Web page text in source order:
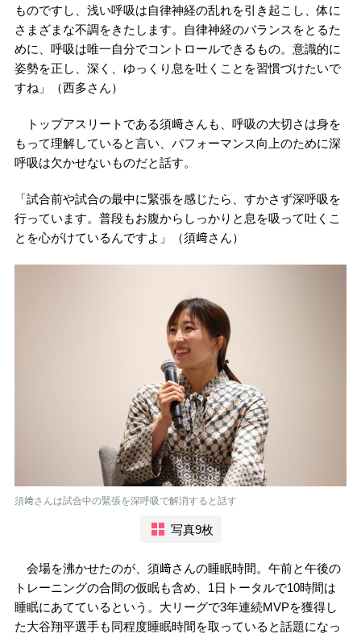
ものですし、浅い呼吸は自律神経の乱れを引き起こし、体に
さまざまな不調をきたします。自律神経のバランスをとるた
めに、呼吸は唯一自分でコントロールできるもの。意識的に
姿勢を正し、深く、ゆっくり息を吐くことを習慣づけたいで
すね」（西多さん）
トップアスリートである須﨑さんも、呼吸の大切さは身を
もって理解していると言い、パフォーマンス向上のために深
呼吸は欠かせないものだと話す。
「試合前や試合の最中に緊張を感じたら、すかさず深呼吸を
行っています。普段もお腹からしっかりと息を吸って吐くこ
とを心がけているんですよ」（須﨑さん）
須﨑さんは試合中の緊張を深呼吸で解消すると話す
写真9枚
会場を沸かせたのが、須﨑さんの睡眠時間。午前と午後の
トレーニングの合間の仮眠も含め、1日トータルで10時間は
睡眠にあてているという。大リーグで3年連続MVPを獲得し
た大谷翔平選手も同程度睡眠時間を取っていると話題になっ